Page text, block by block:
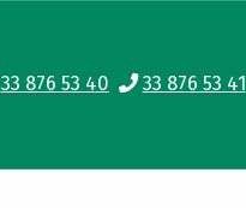
33 876 53 40 33 876 53 41